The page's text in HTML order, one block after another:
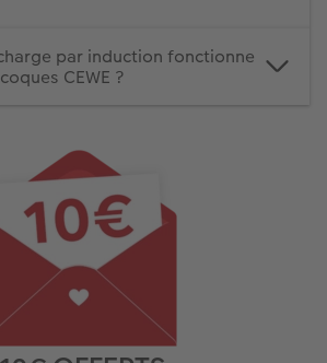
par induction fonctionne
CEWE ?